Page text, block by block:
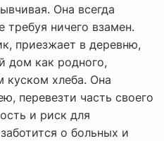
Она всегда
требуя ничего взамен.
приезжает в деревню,
дом как родного,
куском хлеба. Она
перевезти часть своего
и риск для
о больных и